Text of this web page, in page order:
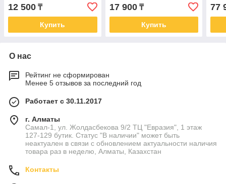
12 500 ₸
Купить
17 900₸
Купить
77
О нас
Рейтинг не сформирован
Менее 5 отзывов за последний год
Работает с 30.11.2017
г. Алматы
Самал-1, ул. Жолдасбекова 9/2 ТЦ "Евразия", 1 этаж
127-129 бутик. Статус "В наличии" может быть
неактуален в связи с обновлением актуальности наличия
товара раз в неделю, Алматы, Казахстан
Контакты